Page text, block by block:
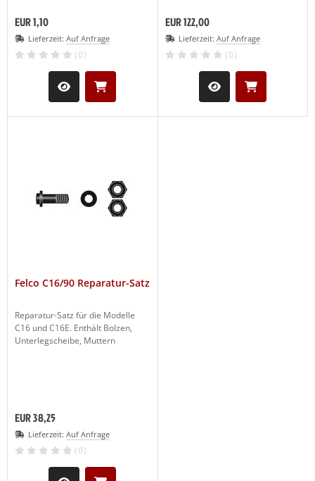
EUR 1,10
Lieferzeit: Auf Anfrage
(0)
EUR 122,00
Lieferzeit: Auf Anfrage
(0)
Felco C16/90 Reparatur-Satz
Reparatur-Satz für die Modelle
C16 und C16E. Enthält Bolzen,
Unterlegscheibe, Muttern
EUR 38,25
Lieferzeit: Auf Anfrage
(0)